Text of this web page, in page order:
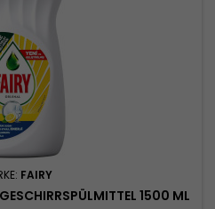
FAIRY
1500 ML